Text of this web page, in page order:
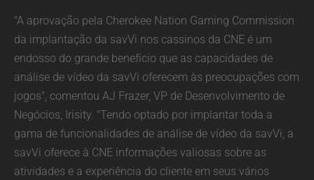
"A aprovação pela Cherokee Nation Gaming Commission
da implantação da savVi nos cassinos da CNE é um
endosso do grande benefício que as capacidades de
análise de vídeo da savVi oferecem às preocupações com
jogos", comentou AJ Frazer, VP de Desenvolvimento de
Negócios, Irisity. "Tendo optado por implantar toda a
gama de funcionalidades de análise de vídeo da savVi, a
savVi oferece à CNE informações valiosas sobre as
atividades e a experiência do cliente em seus vários